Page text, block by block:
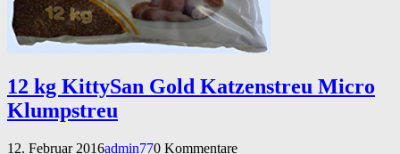
12 kg KittySan Gold Katzenstreu Micro
Klumpstreu
12. Februar 2016admin770 Kommentare